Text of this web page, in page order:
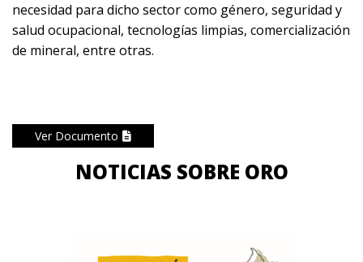
necesidad para dicho sector como género, seguridad y
salud ocupacional, tecnologías limpias, comercialización
de mineral, entre otras.
Ver Documento
NOTICIAS SOBRE ORO